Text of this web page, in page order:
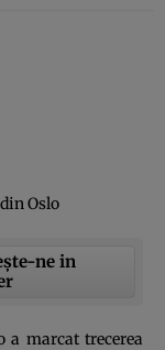
Oslo
ne in
a marcat trecerea